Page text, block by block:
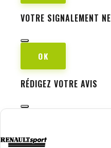
VOTRE SIGNALEMENT
OK
RÉDIGEZ VOTRE AVIS